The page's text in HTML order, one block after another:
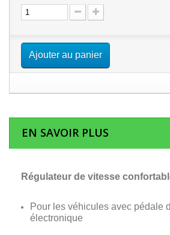
Ajouter au panier
EN SAVOIR PLUS
Régulateur de vitesse
Pour les véhicules avec pédale
électronique